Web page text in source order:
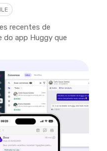
recentes de
do app Huggy que